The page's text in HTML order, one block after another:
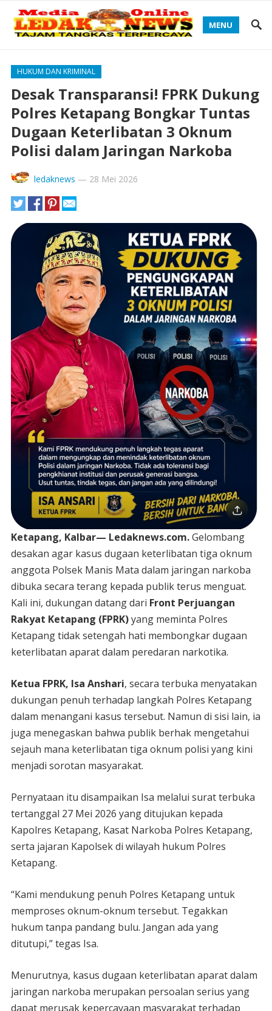
MENU
HUKUM DAN KRIMINAL
Desak Transparansi! FPRK Dukung
Polres Ketapang Bongkar Tuntas
Dugaan Keterlibatan 3 Oknum
Polisi dalam Jaringan Narkoba
ledaknews — 28 Mei 2026
Ketapang, Kalbar— Ledaknews.com.Gelombang
desakan agar kasus dugaan keterlibatan tiga oknum
anggota Polsek Manis Mata dalam jaringan narkoba
dibuka secara terang kepada publik terus menguat.
Kali ini, dukungan datang dari Front Perjuangan
Rakyat Ketapang (FPRK)yang meminta Polres
Ketapang tidak setengah hati membongkar dugaan
keterlibatan aparat dalam peredaran narkotika.
Ketua FPRK, Isa Anshari, secara terbuka menyatakan
dukungan penuh terhadap langkah Polres Ketapang
dalam menangani kasus tersebut. Namun di sisi lain, ia
juga menegaskan bahwa publik berhak mengetahui
sejauh mana keterlibatan tiga oknum polisi yang kini
menjadi sorotan masyarakat.
Pernyataan itu disampaikan Isa melalui surat terbuka
tertanggal 27 Mei 2026 yang ditujukan kepada
Kapolres Ketapang, Kasat Narkoba Polres Ketapang,
serta jajaran Kapolsek di wilayah hukum Polres
Ketapang.
“Kami mendukung penuh Polres Ketapang untuk
memproses oknum-oknum tersebut. Tegakkan
hukum tanpa pandang bulu. Jangan ada yang
ditutupi,” tegas Isa.
Menurutnya, kasus dugaan keterlibatan aparat dalam
jaringan narkoba merupakan persoalan serius yang
dapat merusak kepercayaan masyarakat terhadap